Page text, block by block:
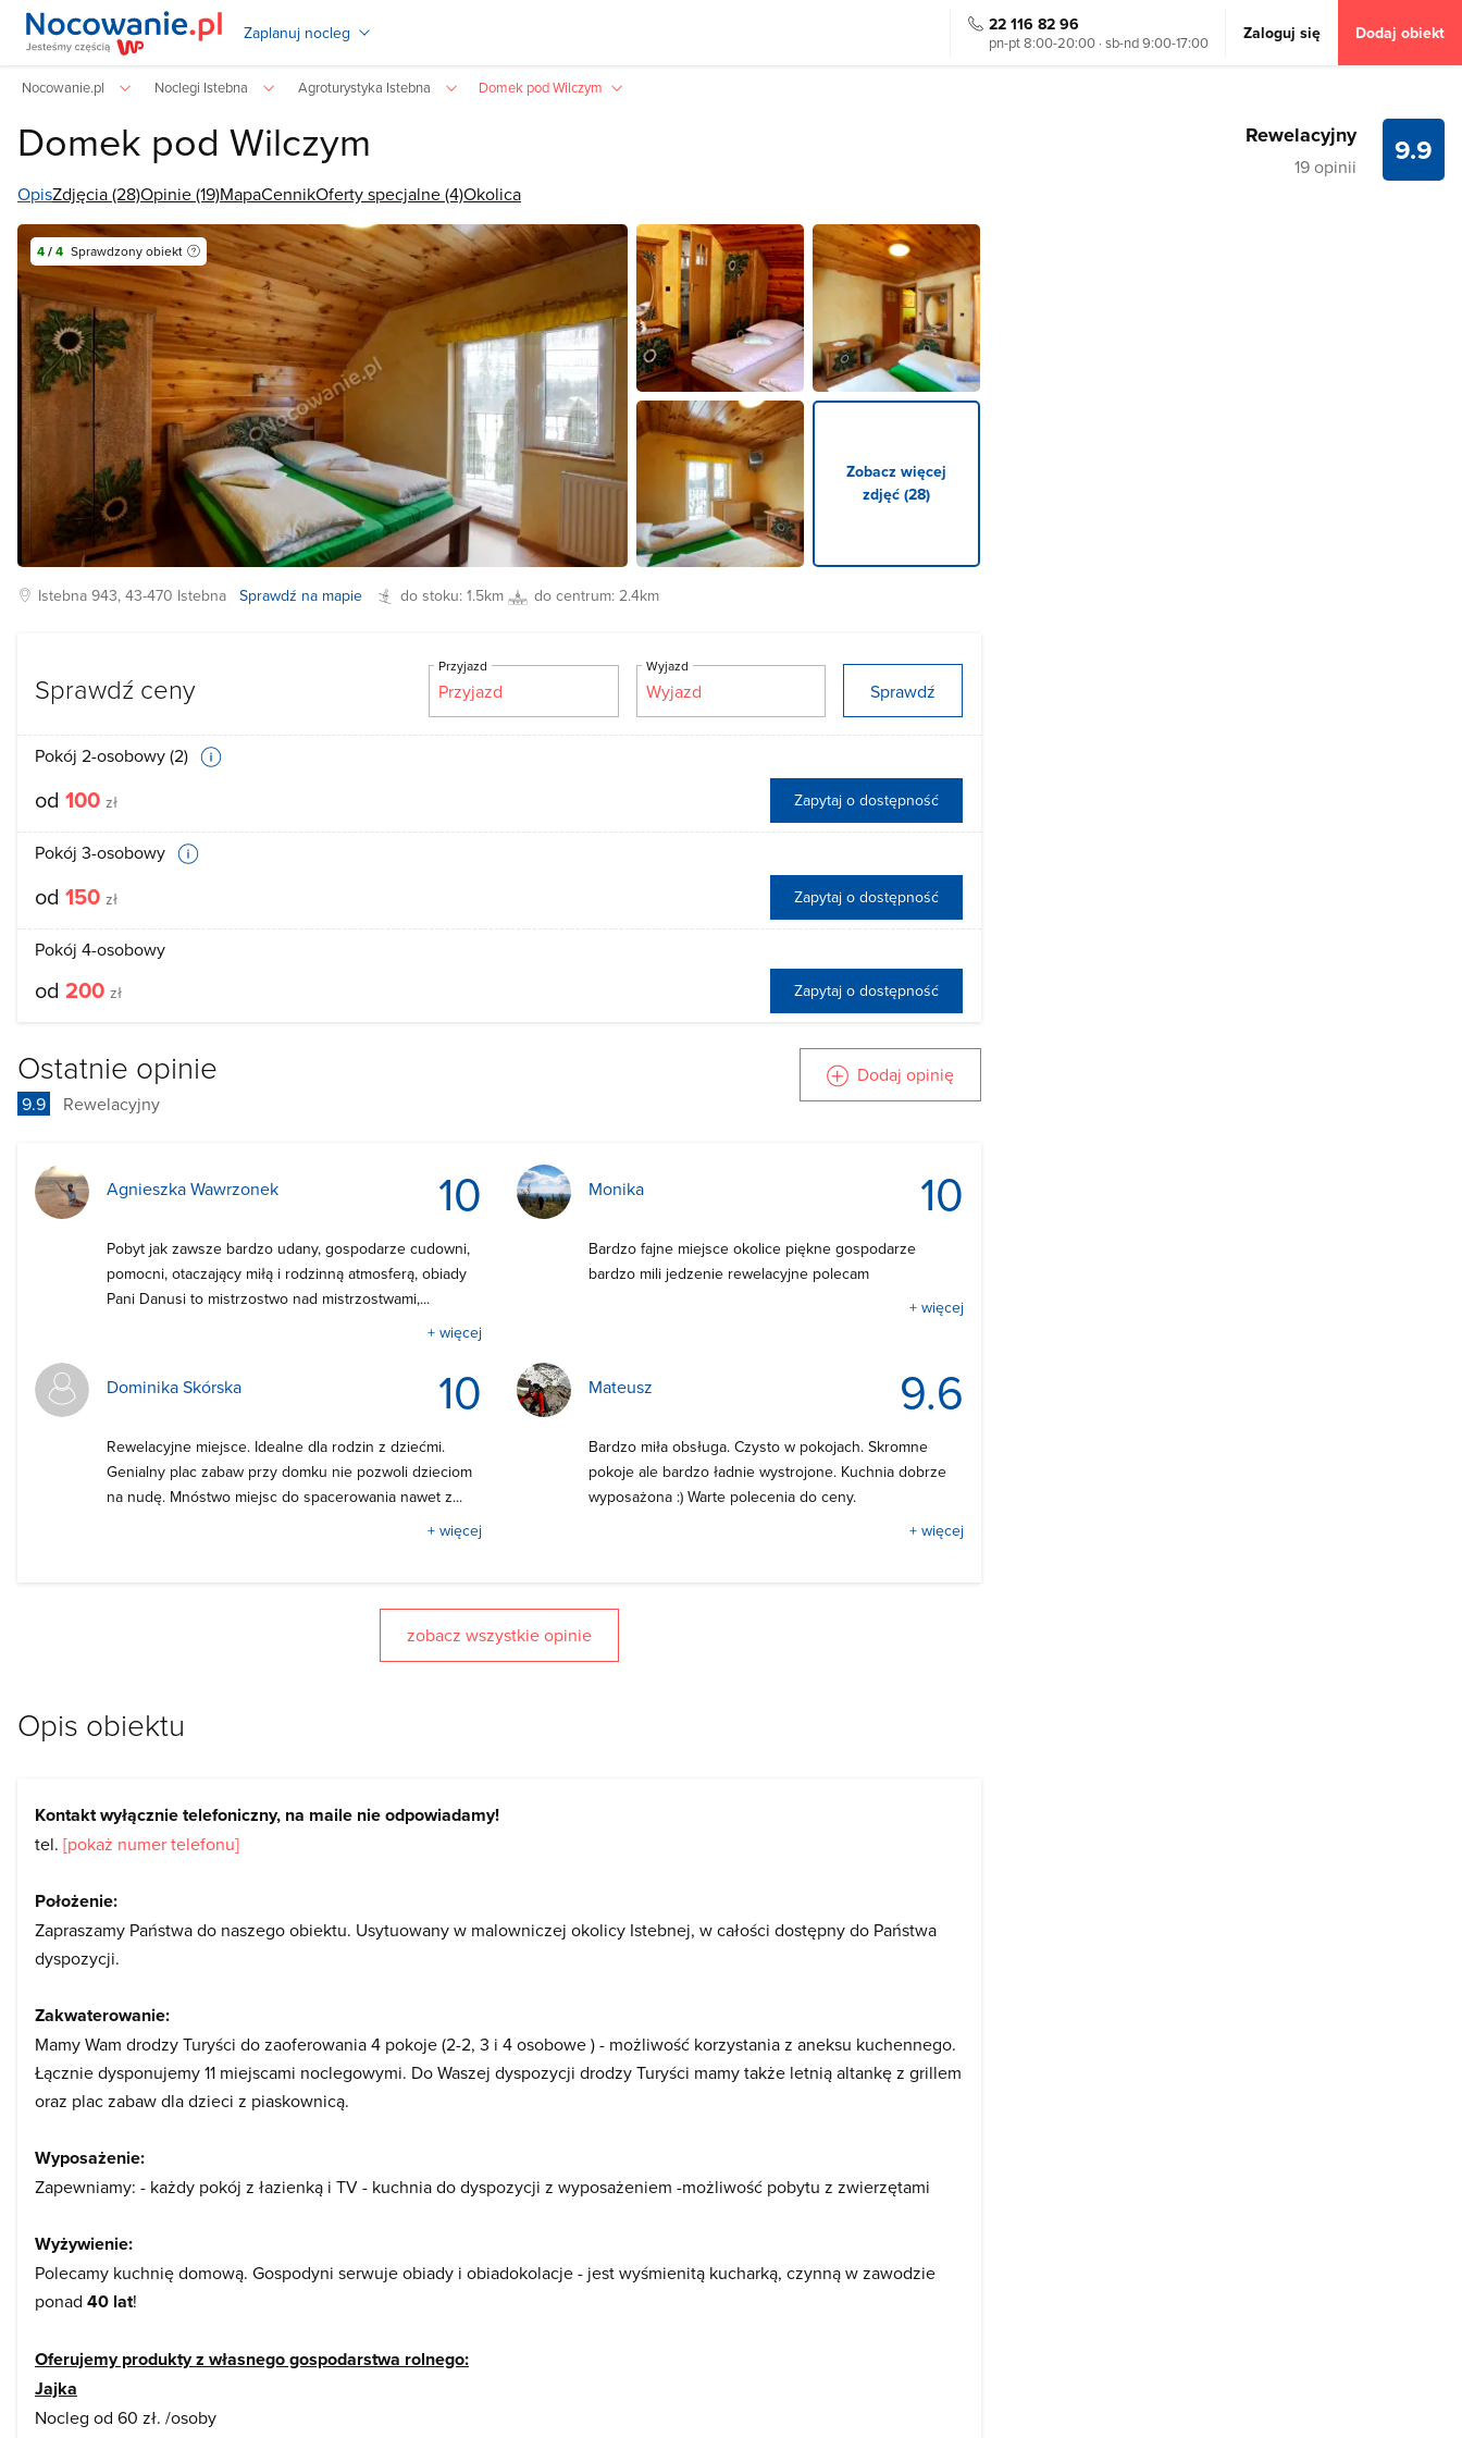
Zaplanuj nocleg 22 116 82 96
pn-pt 8:00-20:00 · sb-nd 9:00-17:00 Zaloguj się Dodaj obiekt
Nocowanie.pl Noclegi Istebna Agroturystyka Istebna Domek pod Wilczym
Domek pod Wilczym 9.9
Rewelacyjny
19 opinii
OpisZdjęcia (28)Opinie (19)MapaCennikOferty specjalne (4)Okolica
Zobacz więcej
zdjęć (28)
4/4 Sprawdzony obiekt
Istebna943, 43-470 Istebna Sprawdź na mapie do stoku:1.5km do centrum:2.4km
Sprawdź ceny
Przyjazd Wyjazd
Sprawdź
Pokój 2-osobowy (2)
od 100 zł Zapytaj o dostępność
Pokój 3-osobowy
od 150 zł Zapytaj o dostępność
Pokój 4-osobowy
od 200 zł Zapytaj o dostępność
Ostatnie opinie
9.9 Rewelacyjny
Dodaj opinię
10
Agnieszka Wawrzonek
Pobyt jak zawsze bardzo udany, gospodarze cudowni,
pomocni, otaczający miłą i rodzinną atmosferą, obiady
Pani Danusi to mistrzostwo nad mistrzostwami,...
+ więcej
10
Monika
Bardzo fajne miejsce okolice piękne gospodarze
bardzo mili jedzenie rewelacyjne polecam
+ więcej
10
Dominika Skórska
Rewelacyjne miejsce. Idealne dla rodzin z dziećmi.
Genialny plac zabaw przy domku nie pozwoli dzieciom
na nudę. Mnóstwo miejsc do spacerowania nawet z...
+ więcej
9.6
Mateusz
Bardzo miła obsługa. Czysto w pokojach. Skromne
pokoje ale bardzo ładnie wystrojone. Kuchnia dobrze
wyposażona :) Warte polecenia do ceny.
+ więcej
zobacz wszystkie opinie
Opis obiektu
Kontakt wyłącznie telefoniczny, na maile nie odpowiadamy!
tel. [pokaż numer telefonu]
Położenie:
Zapraszamy Państwa do naszego obiektu. Usytuowany w malowniczej okolicy Istebnej, w całości dostępny do Państwa
dyspozycji.
Zakwaterowanie:
Mamy Wam drodzy Turyści do zaoferowania 4 pokoje (2-2, 3 i 4 osobowe ) - możliwość korzystania z aneksu kuchennego.
Łącznie dysponujemy 11 miejscami noclegowymi. Do Waszej dyspozycji drodzy Turyści mamy także letnią altankę z grillem
oraz plac zabaw dla dzieci z piaskownicą.
Wyposażenie:
Zapewniamy: - każdy pokój z łazienką i TV - kuchnia do dyspozycji z wyposażeniem -możliwość pobytu z zwierzętami
Wyżywienie:
Polecamy kuchnię domową. Gospodyni serwuje obiady i obiadokolacje - jest wyśmienitą kucharką, czynną w zawodzie
ponad 40 lat!
Oferujemy produkty z własnego gospodarstwa rolnego:
Jajka
Nocleg od 60 zł. /osoby